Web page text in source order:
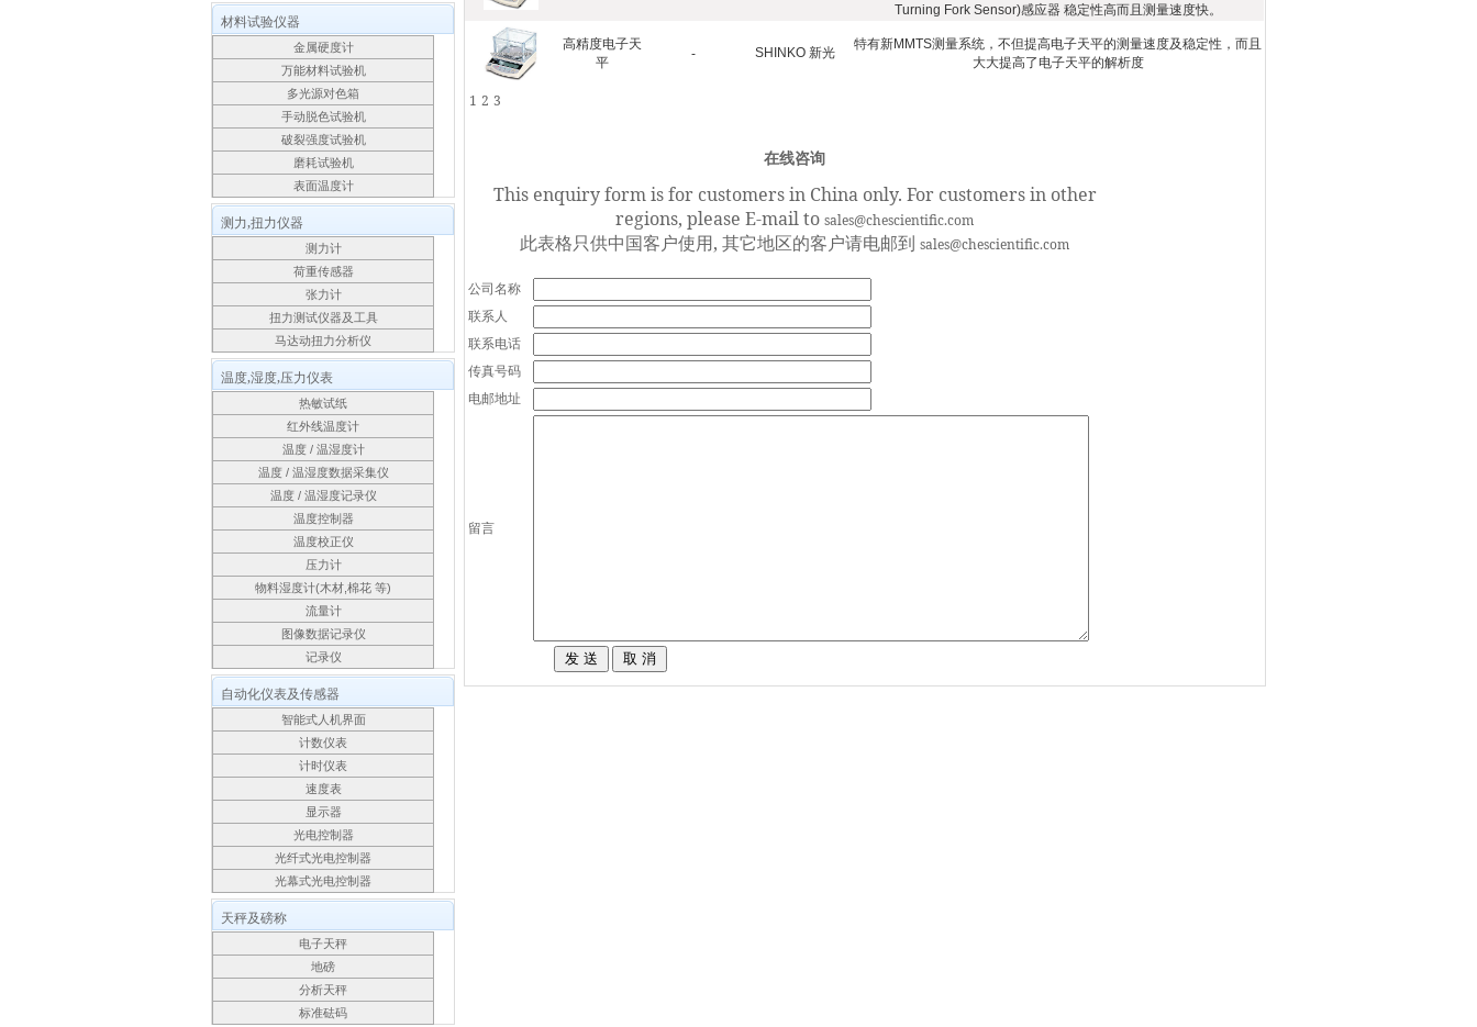
材料试验仪器
金属硬度计
万能材料试验机
多光源对色箱
手动脱色试验机
破裂强度试验机
磨耗试验机
表面温度计
测力,扭力仪器
测力计
荷重传感器
张力计
扭力测试仪器及工具
马达动扭力分析仪
温度,湿度,压力仪表
热敏试纸
红外线温度计
温度 / 温湿度计
温度 / 温湿度数据采集仪
温度 / 温湿度记录仪
温度控制器
温度校正仪
压力计
物料湿度计(木材,棉花 等)
流量计
图像数据记录仪
记录仪
自动化仪表及传感器
智能式人机界面
计数仪表
计时仪表
速度表
显示器
光电控制器
光纤式光电控制器
光幕式光电控制器
天秤及磅称
电子天秤
地磅
分析天秤
标准砝码
Turning Fork Sensor)感应器 稳定性高而且测量速度快。
高精度电子天
平
- SHINKO 新光
特有新MMTS测量系统，不但提高电子天平的测量速度及稳定性，而且
大大提高了电子天平的解析度
1 2 3
在线咨询
This enquiry form is for customers in China only. For customers in other
regions, please E-mail to sales@chescientific.com
此表格只供中国客户使用, 其它地区的客户请电邮到 sales@chescientific.com
公司名称
联系人
联系电话
传真号码
电邮地址
留言